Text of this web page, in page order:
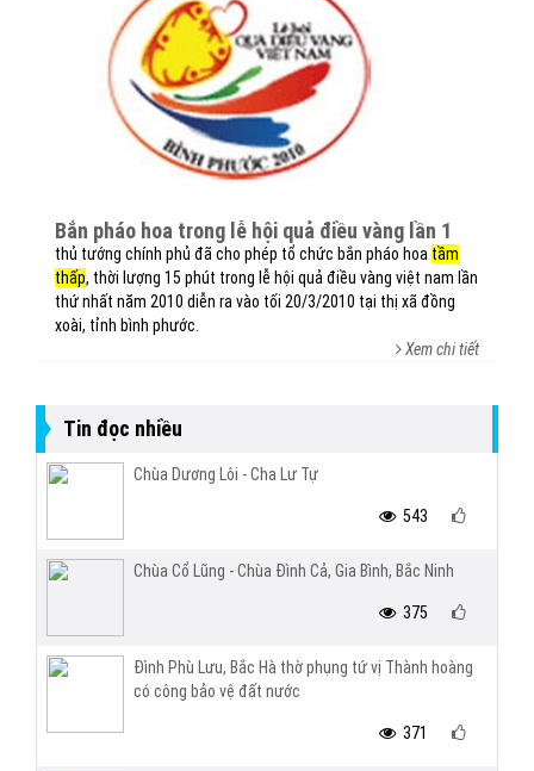
bắn pháo hoa trong lễ hội quả điều vàng lần 1
thủ tướng chính phủ đã cho phép tổ chức bắn pháo hoa tầm
thấp, thời lượng 15 phút trong lễ hội quả điều vàng việt nam lần
thứ nhất năm 2010 diễn ra vào tối 20/3/2010 tại thị xã đồng
xoài, tỉnh bình phước.
Xem chi tiết
Tin đọc nhiều
Chùa Dương Lôi - Cha Lư Tự
543
Chùa Cổ Lũng - Chùa Đình Cả, Gia Bình, Bắc Ninh
375
Đình Phù Lưu, Bắc Hà thờ phụng tứ vị Thành hoàng
có công bảo vệ đất nước
371